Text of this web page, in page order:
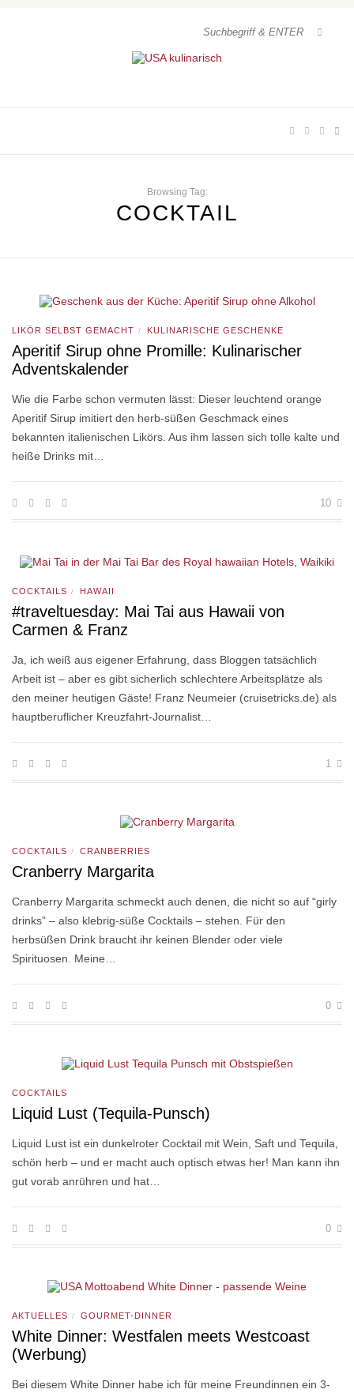
Browsing Tag:
COCKTAIL
LIKÖR SELBST GEMACHT / KULINARISCHE GESCHENKE
Aperitif Sirup ohne Promille: Kulinarischer
Adventskalender
Wie die Farbe schon vermuten lässt: Dieser leuchtend orange
Aperitif Sirup imitiert den herb-süßen Geschmack eines
bekannten italienischen Likörs. Aus ihm lassen sich tolle kalte und
heiße Drinks mit…
10
COCKTAILS / HAWAII
#traveltuesday: Mai Tai aus Hawaii von
Carmen & Franz
Ja, ich weiß aus eigener Erfahrung, dass Bloggen tatsächlich
Arbeit ist – aber es gibt sicherlich schlechtere Arbeitsplätze als
den meiner heutigen Gäste! Franz Neumeier (cruisetricks.de) als
hauptberuflicher Kreuzfahrt-Journalist…
1
COCKTAILS / CRANBERRIES
Cranberry Margarita
Cranberry Margarita schmeckt auch denen, die nicht so auf “girly
drinks” – also klebrig-süße Cocktails – stehen. Für den
herbsüßen Drink braucht ihr keinen Blender oder viele
Spirituosen. Meine…
0
COCKTAILS
Liquid Lust (Tequila-Punsch)
Liquid Lust ist ein dunkelroter Cocktail mit Wein, Saft und Tequila,
schön herb – und er macht auch optisch etwas her! Man kann ihn
gut vorab anrühren und hat…
0
AKTUELLES / GOURMET-DINNER
White Dinner: Westfalen meets Westcoast
(Werbung)
Bei diesem White Dinner habe ich für meine Freundinnen ein 3-